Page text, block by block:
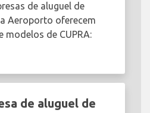
de aluguel de
Aeroporto oferecem
modelos de CUPRA:
de aluguel de